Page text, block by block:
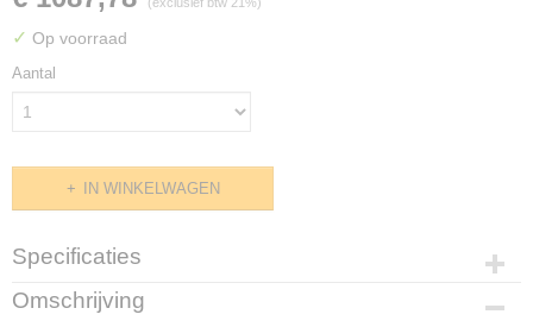
✓ Op voorraad
Aantal
IN WINKELWAGEN
Specificaties
Productcode
Omschrijving